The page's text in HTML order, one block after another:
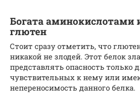
Богата аминокислотами
глютен
Стоит сразу отметить, что
никакой не злодей. Этот белок
представлять опасность только
чувствительных к нему или
непереносимость данного белка.